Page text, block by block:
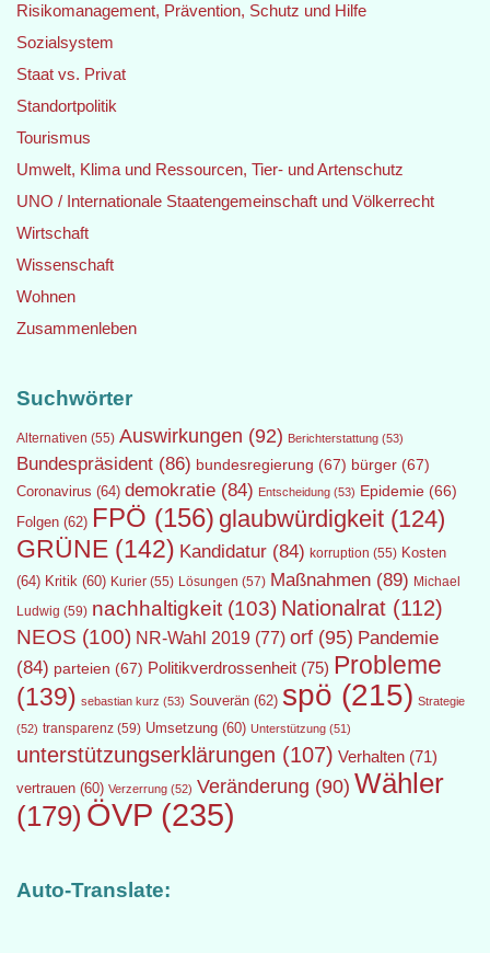
Risikomanagement, Prävention, Schutz und Hilfe
Sozialsystem
Staat vs. Privat
Standortpolitik
Tourismus
Umwelt, Klima und Ressourcen, Tier- und Artenschutz
UNO / Internationale Staatengemeinschaft und Völkerrecht
Wirtschaft
Wissenschaft
Wohnen
Zusammenleben
Suchwörter
Alternativen (55) Auswirkungen (92) Berichterstattung (53)
Bundespräsident (86) bundesregierung (67) bürger (67)
Coronavirus (64) demokratie (84) Entscheidung (53) Epidemie (66)
Folgen (62) FPÖ (156) glaubwürdigkeit (124)
GRÜNE (142) Kandidatur (84) korruption (55) Kosten
(64) Kritik (60) Kurier (55) Lösungen (57) Maßnahmen (89) Michael
Ludwig (59) nachhaltigkeit (103) Nationalrat (112)
NEOS (100) NR-Wahl 2019 (77) orf (95) Pandemie
(84) parteien (67) Politikverdrossenheit (75) Probleme
(139) sebastian kurz (53) Souverän (62) spö (215) Strategie
(52) transparenz (59) Umsetzung (60) Unterstützung (51)
unterstützungserklärungen (107) Verhalten (71)
vertrauen (60) Verzerrung (52) Veränderung (90) Wähler
(179) ÖVP (235)
Auto-Translate: